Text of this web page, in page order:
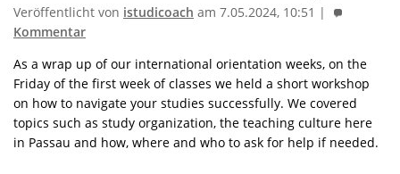
Veröffentlicht von istudicoach am 7.05.2024, 10:51 |
Kommentar
As a wrap up of our international orientation weeks, on the
Friday of the first week of classes we held a short workshop
on how to navigate your studies successfully. We covered
topics such as study organization, the teaching culture here
in Passau and how, where and who to ask for help if needed.